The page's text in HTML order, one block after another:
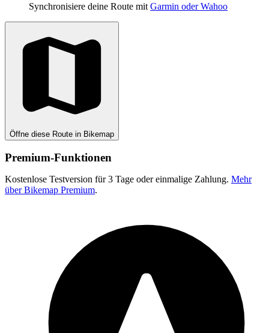
Synchronisiere deine Route mit Garmin oder Wahoo
Öffne diese Route in Bikemap
Premium-Funktionen
Kostenlose Testversion für 3 Tage oder einmalige Zahlung. Mehr
über Bikemap Premium.